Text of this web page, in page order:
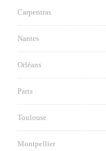
Carpentras
Nantes
Orléans
Paris
Toulouse
Montpellier